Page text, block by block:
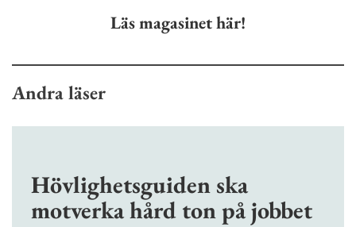
Läs magasinet här!
Andra läser
Hövlighetsguiden ska
motverka hård ton på jobbet